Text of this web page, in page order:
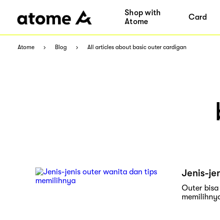
Shop with
Atome
Card
Atome Blog All articles about basic outer cardigan
Jenis-
Outer